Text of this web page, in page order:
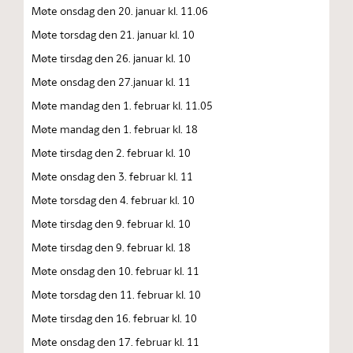
Møte onsdag den 20. januar kl. 11.06
Møte torsdag den 21. januar kl. 10
Møte tirsdag den 26. januar kl. 10
Møte onsdag den 27.januar kl. 11
Møte mandag den 1. februar kl. 11.05
Møte mandag den 1. februar kl. 18
Møte tirsdag den 2. februar kl. 10
Møte onsdag den 3. februar kl. 11
Møte torsdag den 4. februar kl. 10
Møte tirsdag den 9. februar kl. 10
Møte tirsdag den 9. februar kl. 18
Møte onsdag den 10. februar kl. 11
Møte torsdag den 11. februar kl. 10
Møte tirsdag den 16. februar kl. 10
Møte onsdag den 17. februar kl. 11